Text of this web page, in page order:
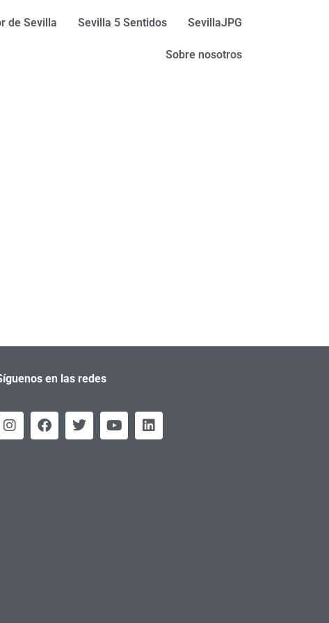
de Sevilla Sevilla 5 Sentidos SevillaJPG
Sobre nosotros
en las redes